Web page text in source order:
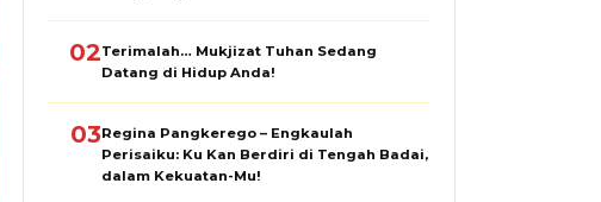
02Terimalah… Mukjizat Tuhan Sedang
Datang di Hidup Anda!
03Regina Pangkerego – Engkaulah
Perisaiku: Ku Kan Berdiri di Tengah Badai,
dalam Kekuatan-Mu!